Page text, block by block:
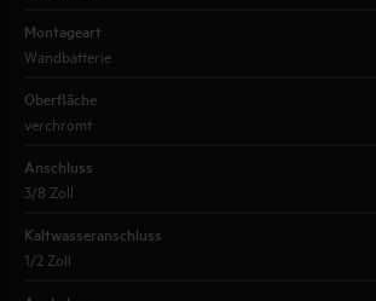
Montageart
Wandbatterie
Oberfläche
verchromt
Anschluss
3/8 Zoll
Kaltwasseranschluss
1/2 Zoll